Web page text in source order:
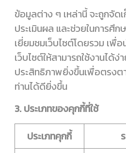
ข้อมูลต่าง ๆ เหล่านี้ จะถูกจัด
ประเมินผล และช่วยในการศึ
เยี่ยมชมเว็บไซต์โดยรวม เ
เว็บไซต์ให้สามารถใช้งานได้ง่
ประสิทธิภาพยิ่งขึ้นเพื่อตรงต
ท่านได้ดียิ่งขึ้น
3. ประเภทของคุกกี้ที่ใช้
ประเภทคุกกี้